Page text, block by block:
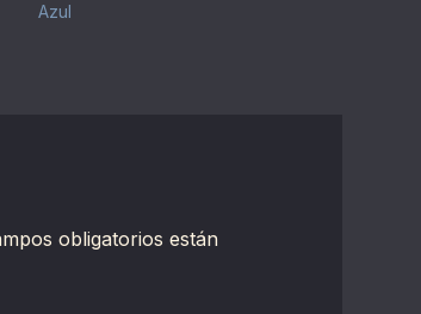
Azul
obligatorios están